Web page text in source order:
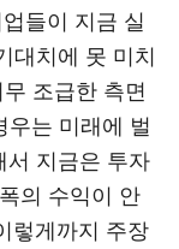
들이 지금 실
대치에 못 미치
조급한 측면
우는 미래에 벌
서 지금은 투자
의 수익이 안
렇게까지 주장